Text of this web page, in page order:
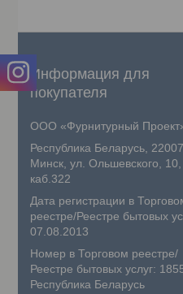
Информация для
покупателя
ООО «Фурнитурный
Республика Беларусь,
Минск, ул. Ольшевского, 10,
каб.322
Дата регистрации в
реестре/Реестре бытовых
07.08.2013
Номер в Торговом реестре/
Реестре бытовых услуг:
Республика Беларусь